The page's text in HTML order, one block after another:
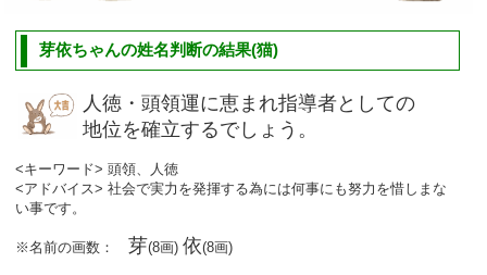
芽依ちゃんの姓名判断の結果(猫)
人徳・頭領運に恵まれ指導者としての
地位を確立するでしょう。
<キーワード> 頭領、人徳
<アドバイス> 社会で実力を発揮する為には何事にも努力を惜しまな
い事です。
※名前の画数： 芽(8画)依(8画)